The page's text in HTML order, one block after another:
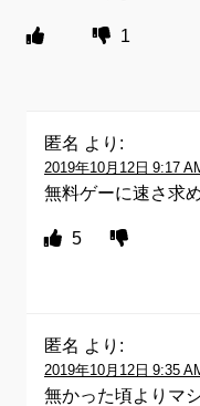
1
匿名 より:
2019年10月12日 9:17
無料ゲーに速さ求
5
匿名 より:
2019年10月12日 9:35
無かった頃よりマ